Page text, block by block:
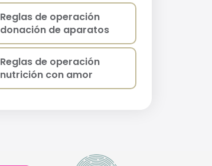
Reglas de operación
donación de aparatos
Reglas de operación
nutrición con amor